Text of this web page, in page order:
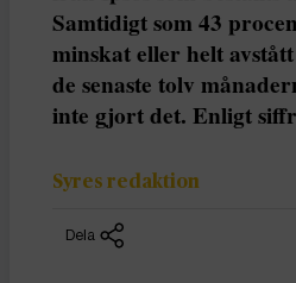
Samtidigt som 43
minskat eller helt
de senaste tolv
inte gjort det. Enligt
Syres redaktion
Dela